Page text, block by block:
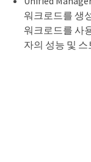
워크로드를 생
워크로드를 사
자의 성능 및